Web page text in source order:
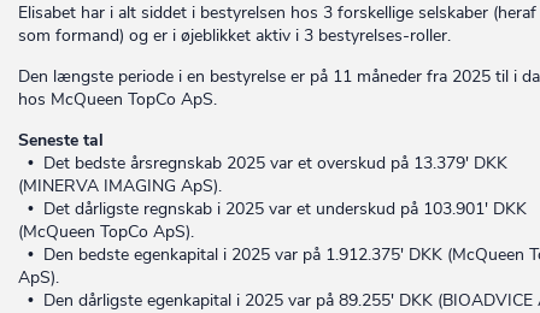
Elisabet har i alt siddet i bestyrelsen hos 3 forskellige selskaber
som formand) og er i øjeblikket aktiv i 3 bestyrelses-roller.
Den længste periode i en bestyrelse er på 11 måneder fra 2025 til i
hos McQueen TopCo ApS.
Seneste tal
• Det bedste årsregnskab 2025 var et overskud på 13.379' DKK
(MINERVA IMAGING ApS).
• Det dårligste regnskab i 2025 var et underskud på 103.901' DKK
(McQueen TopCo ApS).
• Den bedste egenkapital i 2025 var på 1.912.375' DKK (McQueen
ApS).
• Den dårligste egenkapital i 2025 var på 89.255' DKK (BIOADVICE